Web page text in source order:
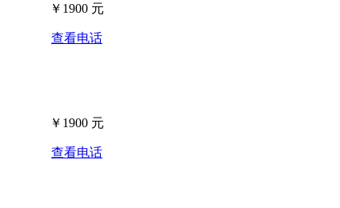
￥ 1900 元
查看电话
￥ 1900 元
查看电话